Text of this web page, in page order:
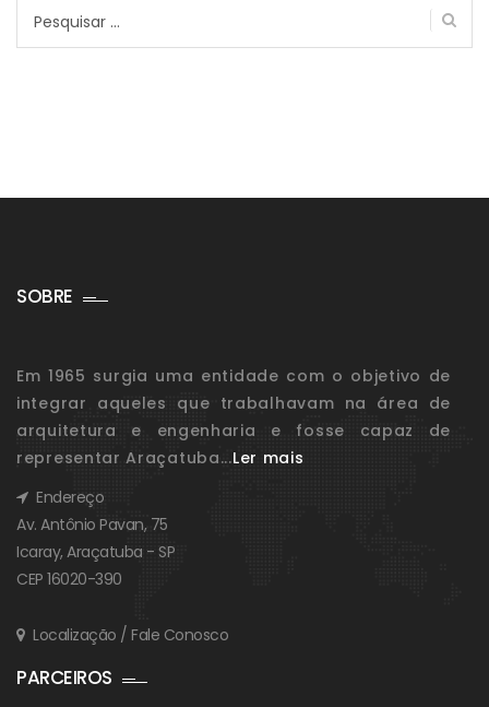
SOBRE
Em 1965 surgia uma entidade com o objetivo de
integrar aqueles que trabalhavam na área de
arquitetura e engenharia e fosse capaz de
representar Araçatuba...Ler mais
Endereço
Av. Antônio Pavan, 75
Icaray, Araçatuba - SP
CEP 16020-390
Localização / Fale Conosco
PARCEIROS